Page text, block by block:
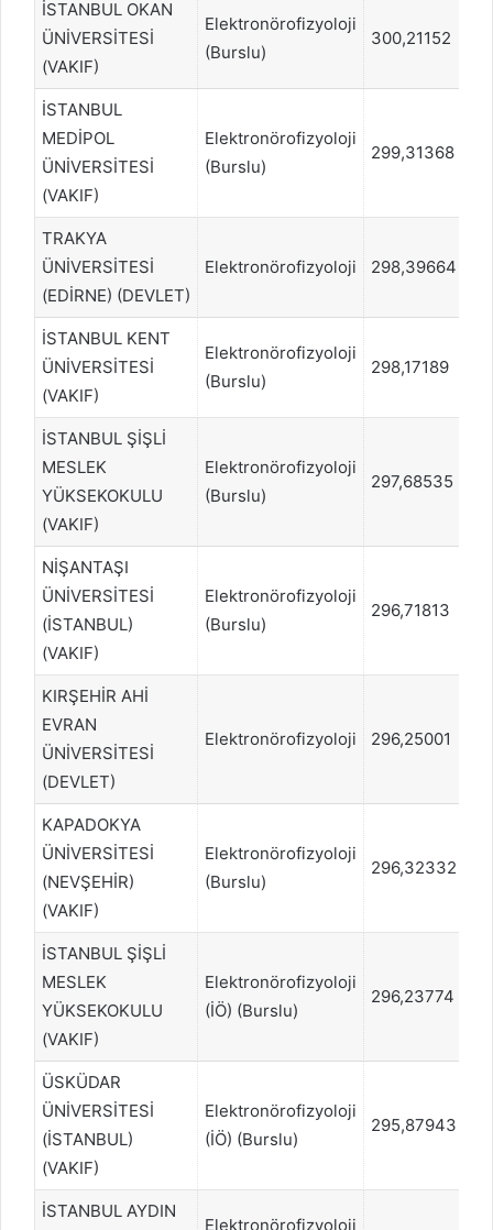
İSTANBUL OKAN
ÜNİVERSİTESİ
(VAKIF)
Elektronörofizyoloji
(Burslu)
300,21152
İSTANBUL
MEDİPOL
ÜNİVERSİTESİ
(VAKIF)
Elektronörofizyoloji
(Burslu)
299,31368
TRAKYA
ÜNİVERSİTESİ
(EDİRNE) (DEVLET)
Elektronörofizyoloji 298,39664
İSTANBUL KENT
ÜNİVERSİTESİ
(VAKIF)
Elektronörofizyoloji
(Burslu)
298,17189
İSTANBUL ŞİŞLİ
MESLEK
YÜKSEKOKULU
(VAKIF)
Elektronörofizyoloji
(Burslu)
297,68535
NİŞANTAŞI
ÜNİVERSİTESİ
(İSTANBUL)
(VAKIF)
Elektronörofizyoloji
(Burslu)
296,71813
KIRŞEHİR AHİ
EVRAN
ÜNİVERSİTESİ
(DEVLET)
Elektronörofizyoloji 296,25001
KAPADOKYA
ÜNİVERSİTESİ
(NEVŞEHİR)
(VAKIF)
Elektronörofizyoloji
(Burslu)
296,32332
İSTANBUL ŞİŞLİ
MESLEK
YÜKSEKOKULU
(VAKIF)
Elektronörofizyoloji
(İÖ) (Burslu)
296,23774
ÜSKÜDAR
ÜNİVERSİTESİ
(İSTANBUL)
(VAKIF)
Elektronörofizyoloji
(İÖ) (Burslu)
295,87943
İSTANBUL AYDIN
Elektronörofizyoloji